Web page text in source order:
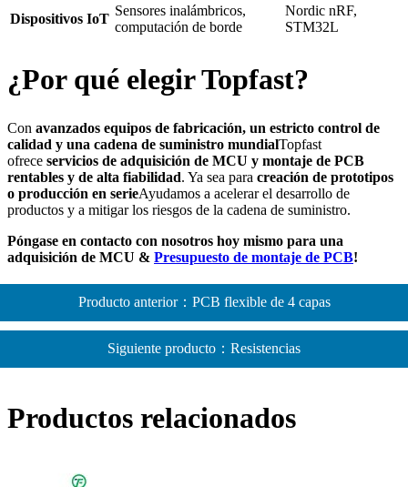
Dispositivos IoT
Sensores inalámbricos,
computación de borde
Nordic nRF,
STM32L
¿Por qué elegir Topfast?
Con avanzados equipos de fabricación, un estricto control de
calidad y una cadena de suministro mundialTopfast
ofrece servicios de adquisición de MCU y montaje de PCB
rentables y de alta fiabilidad. Ya sea para creación de prototipos
o producción en serieAyudamos a acelerar el desarrollo de
productos y a mitigar los riesgos de la cadena de suministro.
Póngase en contacto con nosotros hoy mismo para una
adquisición de MCU & Presupuesto de montaje de PCB!
Producto anterior：PCB flexible de 4 capas
Siguiente producto：Resistencias
Productos relacionados